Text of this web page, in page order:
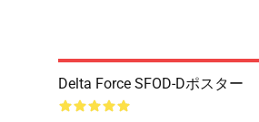
Delta Force SFOD-Dポスター